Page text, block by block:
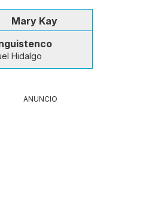
Mary Kay
Hidalgo
ANUNCIO